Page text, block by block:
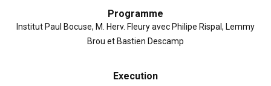
Programme
Institut Paul Bocuse, M. Herv. Fleury avec Philipe Rispal, Lemmy
Brou et Bastien Descamp
Execution